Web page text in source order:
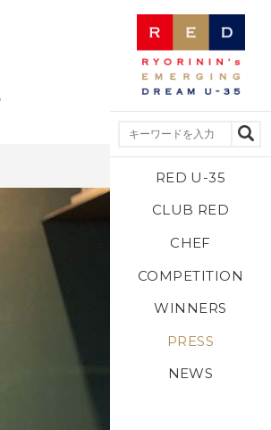
RED U-35
CLUB RED
CHEF
COMPETITION
WINNERS
PRESS
NEWS